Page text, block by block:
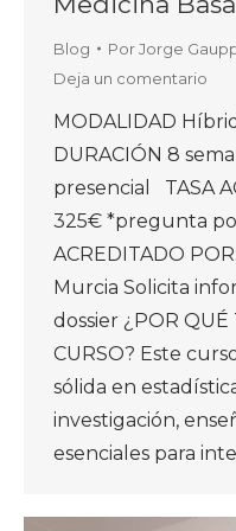
Blog PorJorge
Deja un comentario
MODALIDAD
DURACIÓN 8
presencial TASA
325€ *pregunta
ACREDITADO
Murcia Solicita
dossier ¿POR QUÉ
CURSO? Este
sólida en
investigación,
esenciales para